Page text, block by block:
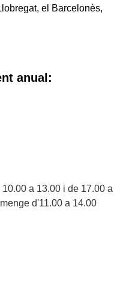
el Barcelonès,
anual:
a 13.00 i de 17.00 a
d'11.00 a 14.00